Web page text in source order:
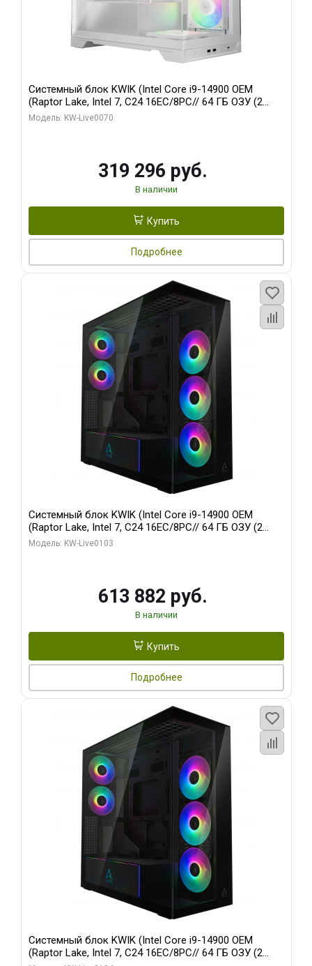
Системный блок KWIK (Intel Core i9-14900 OEM
(Raptor Lake, Intel 7, C24 16EC/8PC// 64 ГБ ОЗУ (2
модуля)/ Gigabyte RTX5080 XTREME WATERFORCE
Модель: KW-Live0070
319 296 руб.
В наличии
Купить
Подробнее
Системный блок KWIK (Intel Core i9-14900 OEM
(Raptor Lake, Intel 7, C24 16EC/8PC// 64 ГБ ОЗУ (2
модуля)/ Afox RTX4090 24GB GDDR6X 384-Bit 3xDP
Модель: KW-Live0103
613 882 руб.
В наличии
Купить
Подробнее
Системный блок KWIK (Intel Core i9-14900 OEM
(Raptor Lake, Intel 7, C24 16EC/8PC// 64 ГБ ОЗУ (2